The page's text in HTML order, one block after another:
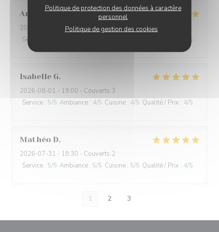
Politique de protection des données à caractère
personnel
Politique de gestion des cookies
Anouk D
2026-08-02
- 13:00 - Couverts 3
Service
/5
Isabelle G
2026-08-01 - 19:00 - Couverts 3
Service : 5/5 Ambiance : 4/5 Cuisine : 4/5 Qualité / Prix : 4/5
Mathéo D
2026-07-31 - 18:30 - Couverts 2
Service : 5/5 Ambiance : 5/5 Cuisine : 5/5 Qualité / Prix : 4/5
1 2 3